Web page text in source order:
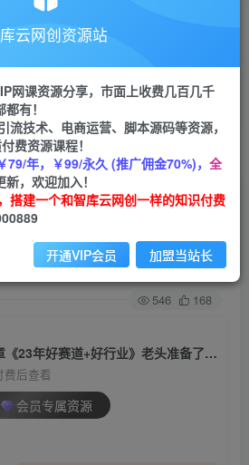
APP下载
GO
正文
章《23年好赛道+好行业》老
一个“术法”
关注 私信
546 168
（7177期）某收费文章《23年好赛道+好行业》老头准备了两个“心法”+一个“术法”
费后查看
会员专属资源
云网创资源站
网课资源分享，市面上收费几百几千
有！
流技术、电商运营、脚本源码等资源，
费资源课程！
79/年，￥99/永久 (推广佣金70%)， 全
新，欢迎加入！
搭建一个和智库云网创一样的知识付费
开通VIP会员 加盟当站长